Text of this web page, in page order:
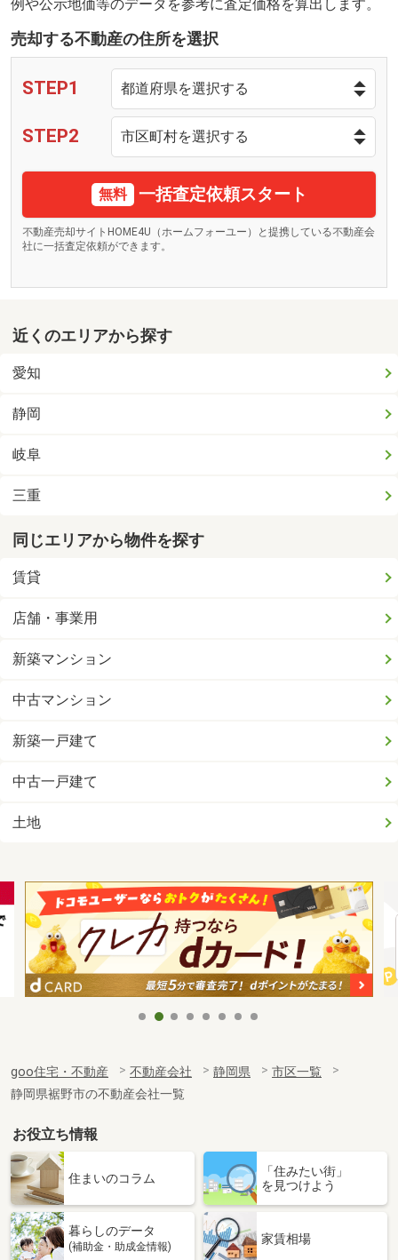
例や公示地価等のデータを参考に査定価格を算出します。
売却する不動産の住所を選択
STEP1
STEP2
無料 一括査定依頼スタート
不動産売却サイトHOME4U（ホームフォーユー）と提携している不動産会
社に一括査定依頼ができます。
近くのエリアから探す
愛知
静岡
岐阜
三重
同じエリアから物件を探す
賃貸
店舗・事業用
新築マンション
中古マンション
新築一戸建て
中古一戸建て
土地
goo住宅・不動産 不動産会社 静岡県
市区一覧
静岡県裾野市の不動産会社一覧
お役立ち情報
住まいのコラム
「住みたい街」
を見つけよう
暮らしのデータ
(補助金・助成金情報)
家賃相場